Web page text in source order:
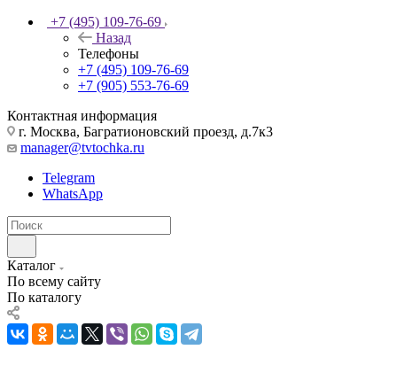
+7 (495) 109-76-69
Назад
Телефоны
+7 (495) 109-76-69
+7 (905) 553-76-69
Контактная информация
г. Москва, Багратионовский проезд, д.7к3
manager@tvtochka.ru
Telegram
WhatsApp
Каталог
По всему сайту
По каталогу